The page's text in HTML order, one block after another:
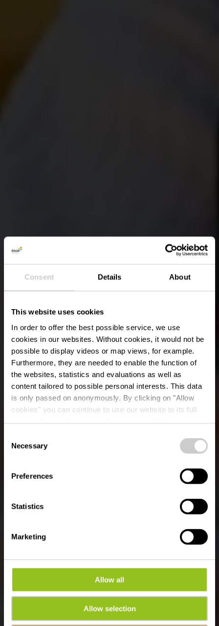
Consent Details About
This website uses cookies
In order to offer the best possible service, we use
cookies in our websites. Without cookies, it would not be
possible to display videos or map views, for example.
Furthermore, they are needed to enable the function of
the websites, statistics and evaluations as well as
content tailored to possible personal interests. This data
is only passed on anonymously. By clicking on "Allow
cookies" you can continue to use our website to its full
time.
Selection
Necessary
Preferences
Statistics
Marketing
Allow all
Allow selection
producteurs locaux